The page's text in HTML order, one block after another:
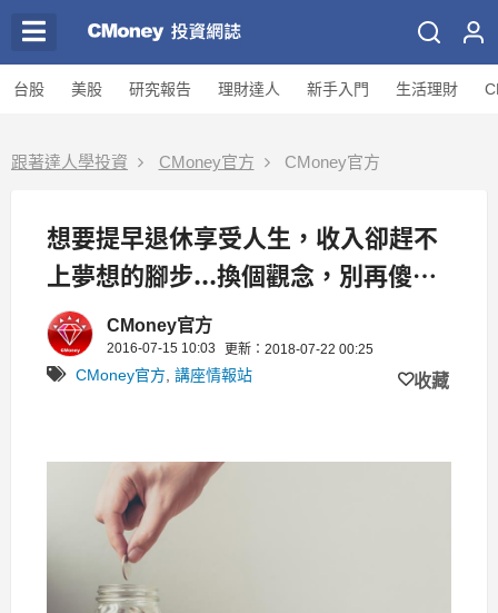
台股 美股 研究報告 理財達人 新手入門 生活理財
跟著達人學投資 CMoney官方 CMoney官方
想要提早退休享受人生，收入卻趕不
上夢想的腳步...換個觀念，別再傻傻
「存」養老金
CMoney官方
2016-07-15 10:03 更新：2018-07-22 00:25
CMoney官方 講座情報站 收藏